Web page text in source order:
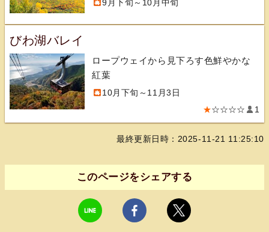
9月下旬～10月中旬
びわ湖バレイ
ロープウェイから見下ろす色鮮やかな
紅葉
10月下旬～11月3日
★☆☆☆☆ 1
最終更新日時：2025-11-21 11:25:10
このページをシェアする